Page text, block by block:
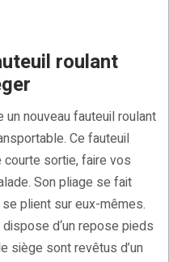
roulant
nouveau fauteuil roulant
Ce fauteuil
sortie, faire vos
Son pliage se fait
plient sur eux-mêmes.
d‘un repose pieds
siège sont revêtus d’un